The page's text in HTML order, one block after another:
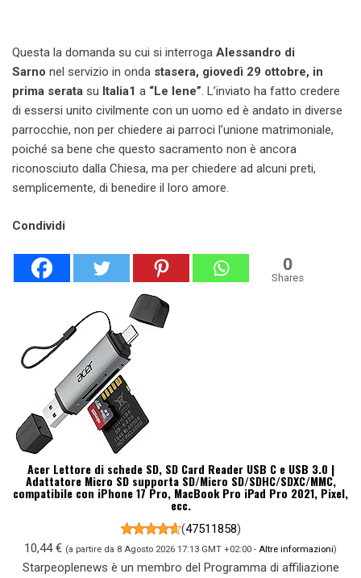
Questa la domanda su cui si interroga Alessandro di
Sarno nel servizio in onda stasera, giovedì 29 ottobre, in
prima serata su Italia1 a “Le Iene”. L’inviato ha fatto credere
di essersi unito civilmente con un uomo ed è andato in diverse
parrocchie, non per chiedere ai parroci l’unione matrimoniale,
poiché sa bene che questo sacramento non è ancora
riconosciuto dalla Chiesa, ma per chiedere ad alcuni preti,
semplicemente, di benedire il loro amore.
Condividi
0
Shares
Acer Lettore di schede SD, SD Card Reader USB C e USB 3.0 |
Adattatore Micro SD supporta SD/Micro SD/SDHC/SDXC/MMC,
compatibile con iPhone 17 Pro, MacBook Pro iPad Pro 2021, Pixel,
ecc.
(47511858)
10,44 € (a partire da 8 Agosto 2026 17:13 GMT +02:00 - Altre informazioni)
Starpeoplenews è un membro del Programma di affiliazione